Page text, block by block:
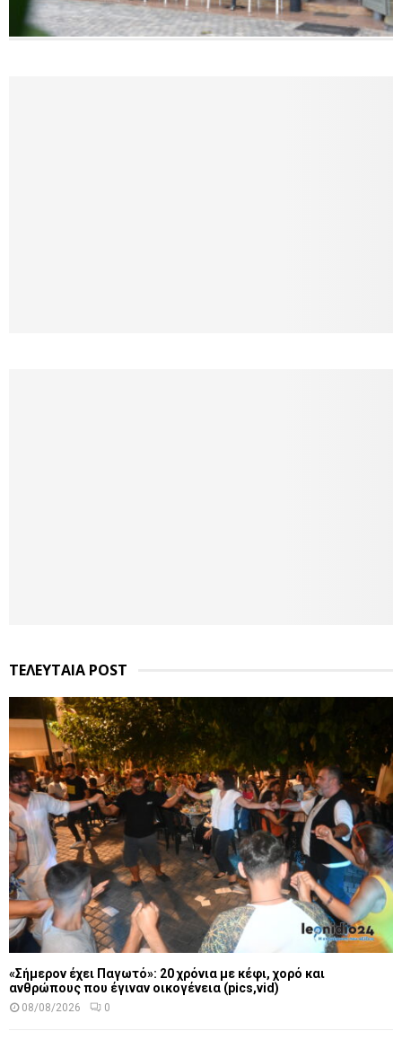
ΤΕΛΕΥΤΑΙΑ POST
«Σήμερον έχει Παγωτό»: 20 χρόνια με κέφι, χορό και
ανθρώπους που έγιναν οικογένεια (pics,vid)
08/08/2026 0